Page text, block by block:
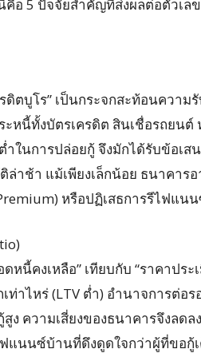
อ 5 ปัจจัยสำคัญที่ส่งผลต่อตัวเล
ตบูโร” เป็นกระจกสะท้อนความ
หนี้ทั้งบัตรเครดิต สินเชื่อรถยนต์
ในการปล่อยกู้ จึงมักได้รับข้อเส
าช้า แม้เพียงเล็กน้อย ธนาคารอ
หรือปฏิเสธการรีไฟแน
หนี้คงเหลือ” เทียบกับ “ราคาปร
าไหร่ (LTV ต่ำ) อำนาจการต่อร
ง ความเสี่ยงของธนาคารจึงลดล
แนนซ์บ้านที่ดึงดูดใจกว่าผู้ที่ขอกู้เ